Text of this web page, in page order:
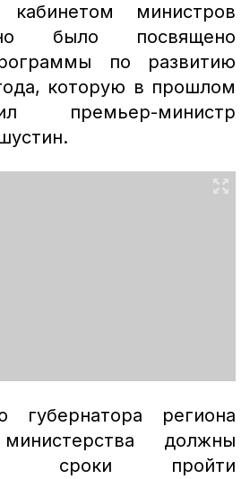
министров
было посвящено
по развитию
которую в прошлом
премьер-министр
губернатора региона
должны
сроки пройти